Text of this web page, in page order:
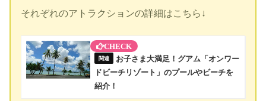
それぞれのアトラクションの詳細はこちら↓
お子さま大満足！グアム「オンワー
ドビーチリゾート」のプールやビーチを
紹介！